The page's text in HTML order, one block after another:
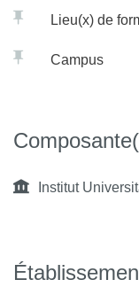
de compétences
Conduite de
travail :
Lieu(x) de
Campus
Institut